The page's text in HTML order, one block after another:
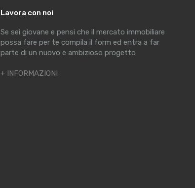
Lavora con noi
Se sei giovane e pensi che il mercato immobiliare
possa fare per te compila il form ed entra a far
parte di un nuovo e ambizioso progetto
+ INFORMAZIONI